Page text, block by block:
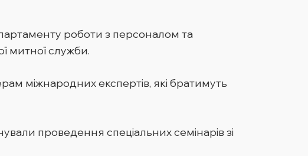
роботи з персоналом та
митної служби.
міжнародних експертів, які братимуть
проведення спеціальних семінарів зі